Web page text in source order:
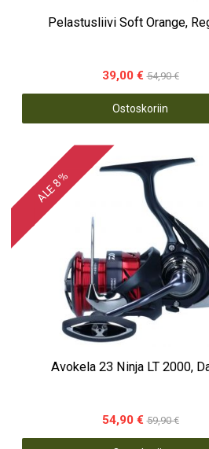
Pelastusliivi Soft Orange,
39,00 € 54,90 €
Ostoskoriin
ALE 8 %
Avokela 23 Ninja LT 2000,
54,90 € 59,90 €